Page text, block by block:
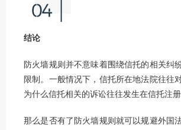
结论
防火墙规则并不意味着围绕信托的相关纠
限制。一般情况下，信托所在地法院往往
为什么信托相关的诉讼往往发生在信托注册
那么是否有了防火墙规则就可以规避外国